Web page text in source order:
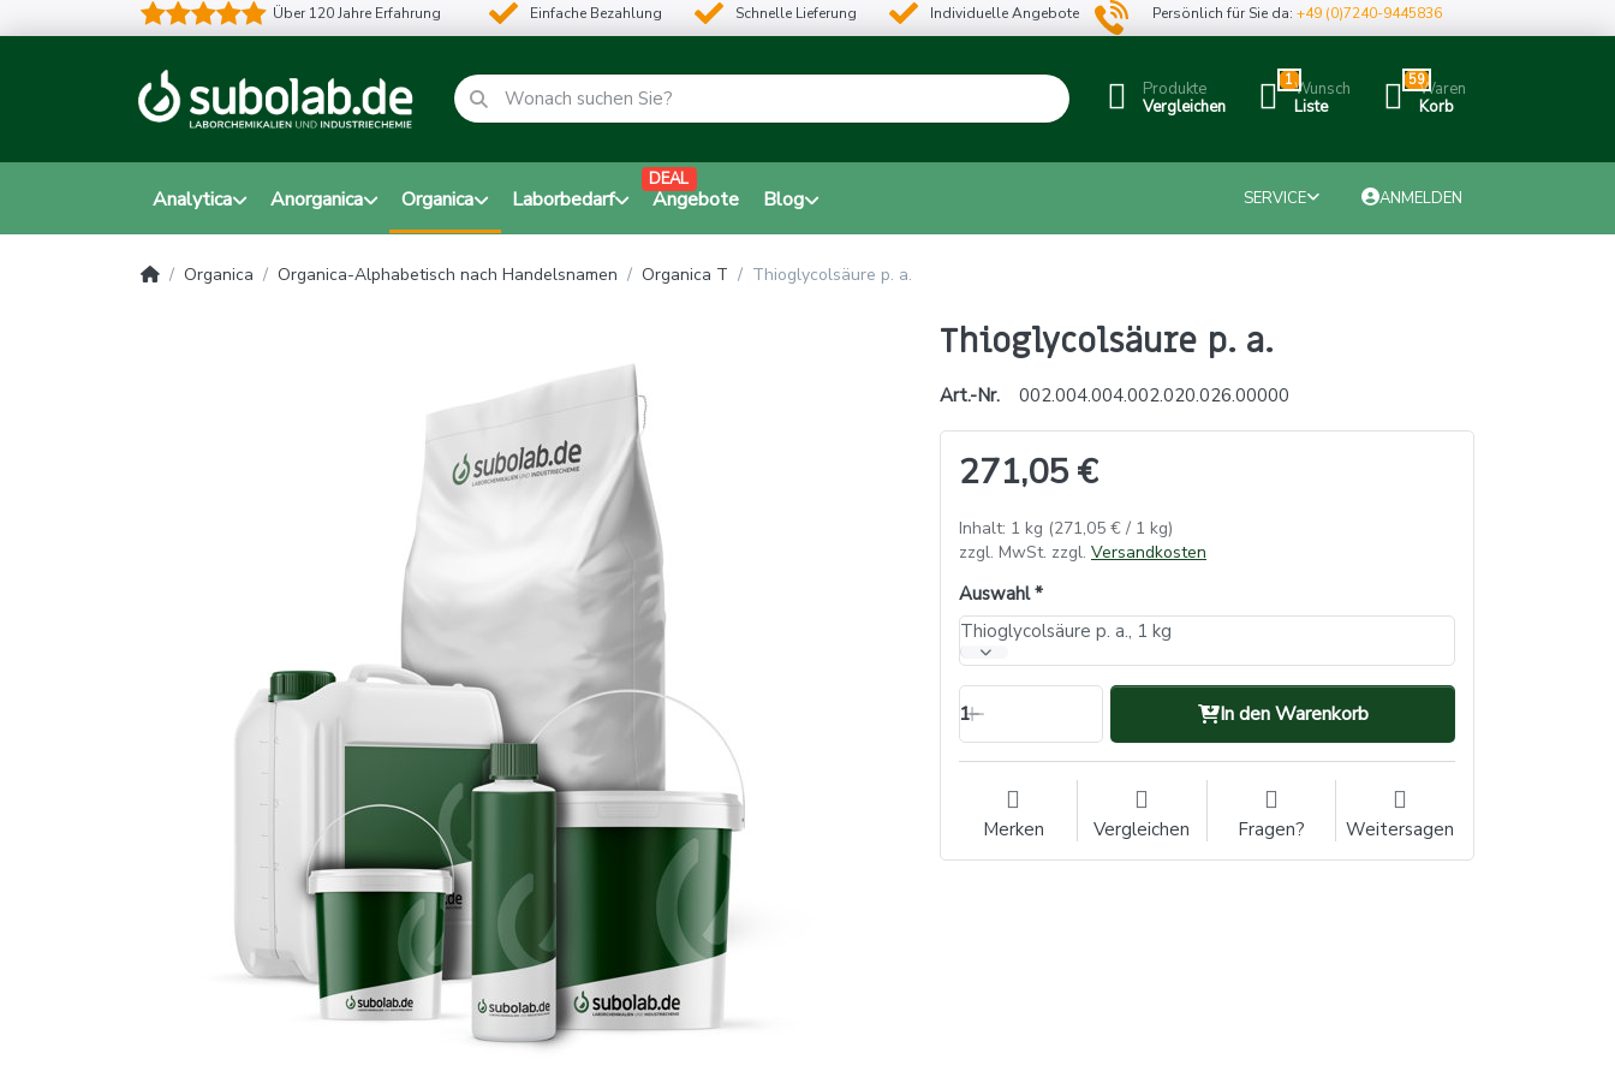
Über 120 Jahre Erfahrung Einfache Bezahlung Schnelle Lieferung Individuelle Angebote Persönlich für Sie da:+49 (0)7240-9445836
Produkte
Vergleichen
1Wunsch
Liste
59Waren
Korb
Analytica Anorganica Organica Laborbedarf Angebote
DEAL
Blog SERVICE ANMELDEN
Organica Organica-Alphabetisch nach Handelsnamen Organica T Thioglycolsäure p. a.
Thioglycolsäure p. a.
Art.-Nr. 002.004.004.002.020.026.00000
271,05 €
Inhalt: 1 kg (271,05 € / 1 kg)
zzgl. MwSt. zzgl. Versandkosten
Auswahl
Thioglycolsäure p. a., 1 kg
1 In den Warenkorb
Merken Vergleichen Fragen? Weitersagen